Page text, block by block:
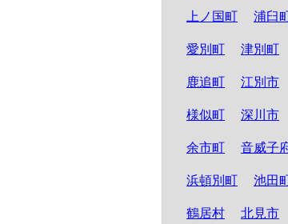
上ノ国町 浦臼
愛別町 津別町
鹿追町 江別市
様似町 深川市
余市町 音威子
浜頓別町 池田
鶴居村 北見市